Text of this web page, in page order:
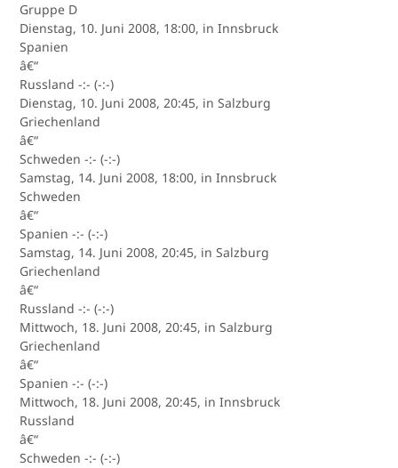
Gruppe D
Dienstag, 10. Juni 2008, 18:00, in Innsbruck
Spanien
â€“
Russland -:- (-:-)
Dienstag, 10. Juni 2008, 20:45, in Salzburg
Griechenland
â€“
Schweden -:- (-:-)
Samstag, 14. Juni 2008, 18:00, in Innsbruck
Schweden
â€“
Spanien -:- (-:-)
Samstag, 14. Juni 2008, 20:45, in Salzburg
Griechenland
â€“
Russland -:- (-:-)
Mittwoch, 18. Juni 2008, 20:45, in Salzburg
Griechenland
â€“
Spanien -:- (-:-)
Mittwoch, 18. Juni 2008, 20:45, in Innsbruck
Russland
â€“
Schweden -:- (-:-)